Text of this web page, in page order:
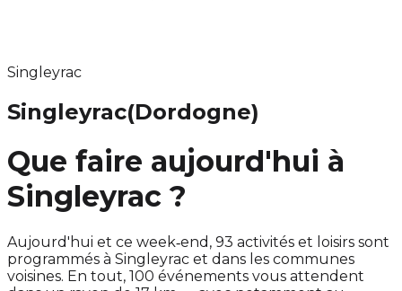
Singleyrac
Singleyrac(Dordogne)
Que faire aujourd'hui à
Singleyrac ?
Aujourd'hui et ce week‑end, 93 activités et loisirs sont
programmés à Singleyrac et dans les communes
voisines. En tout, 100 événements vous attendent